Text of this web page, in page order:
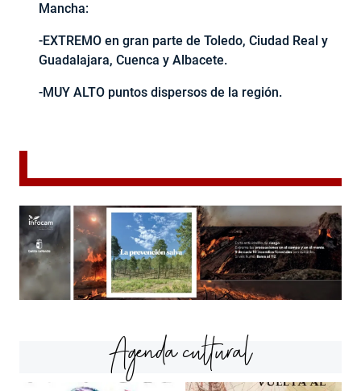
Mancha:
-EXTREMO en gran parte de Toledo, Ciudad Real y
Guadalajara, Cuenca y Albacete.
-MUY ALTO puntos dispersos de la región.
Agenda cultural